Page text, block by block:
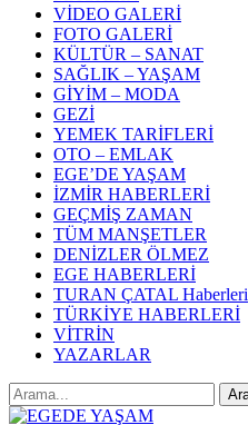
VİDEO GALERİ
FOTO GALERİ
KÜLTÜR – SANAT
SAĞLIK – YAŞAM
GİYİM – MODA
GEZİ
YEMEK TARİFLERİ
OTO – EMLAK
EGE’DE YAŞAM
İZMİR HABERLERİ
GEÇMİŞ ZAMAN
TÜM MANŞETLER
DENİZLER ÖLMEZ
EGE HABERLERİ
TURAN ÇATAL Haberleri
TÜRKİYE HABERLERİ
VİTRİN
YAZARLAR